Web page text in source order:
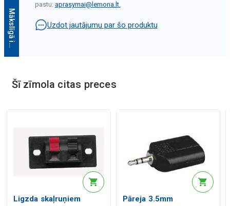
M
ā
k
s
l
ī
g
ā
i
n
t
e
l
e
k
t
a
a
p
r
a
k
s
t
s
pastu: aprasymai@lemona.lt.
Uzdot jautājumu par šo produktu
Šī zīmola citas preces
Ligzda skaļruņiem
Pāreja 3.5mm